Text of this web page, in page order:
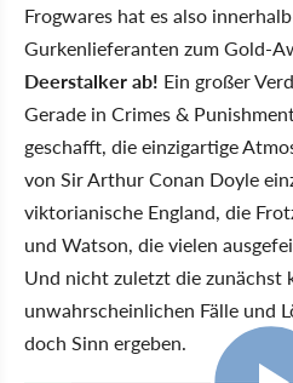
Frogwares hat es also
Gurkenlieferanten zum Gold-
Deerstalker ab! Ein großer
Gerade in Crimes &
geschafft, die einzigartige
von Sir Arthur Conan Doyle
viktorianische England, die
und Watson, die vielen
Und nicht zuletzt die zunächst
unwahrscheinlichen Fälle und
doch Sinn ergeben.